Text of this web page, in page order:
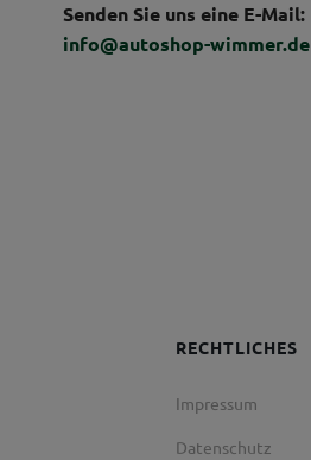
Senden Sie uns eine E-Mail:
info@autoshop-wimmer.de
RECHTLICHES
Impressum
Datenschutz